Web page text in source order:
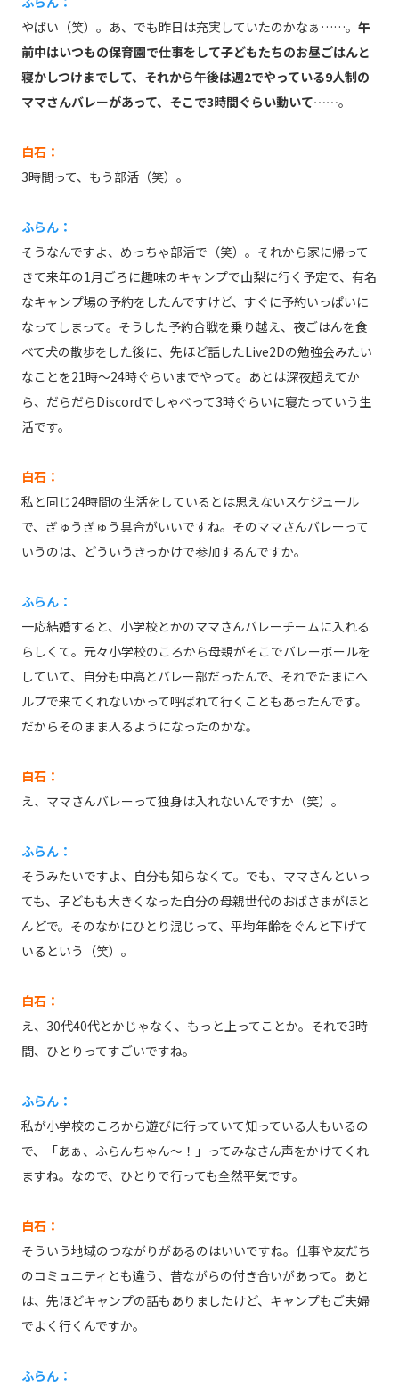
やばい（笑）。あ、でも昨日は充実していたのかなぁ……。 午
前中はいつもの保育園で仕事をして子どもたちのお昼ごはんと
寝かしつけまでして、それから午後は週2でやっている9人制の
ママさんバレーがあって、そこで3時間ぐらい動いて……。
白石：
3時間って、もう部活（笑）。
ふらん：
そうなんですよ、めっちゃ部活で（笑）。それから家に帰って
きて来年の1月ごろに趣味のキャンプで山梨に行く予定で、有名
なキャンプ場の予約をしたんですけど、すぐに予約いっぱいに
なってしまって。そうした予約合戦を乗り越え、夜ごはんを食
べて犬の散歩をした後に、先ほど話したLive2Dの勉強会みたい
なことを21時～24時ぐらいまでやって。あとは深夜超えてか
ら、だらだらDiscordでしゃべって3時ぐらいに寝たっていう生
活です。
白石：
私と同じ24時間の生活をしているとは思えないスケジュール
で、ぎゅうぎゅう具合がいいですね。そのママさんバレーって
いうのは、どういうきっかけで参加するんですか。
ふらん：
一応結婚すると、小学校とかのママさんバレーチームに入れる
らしくて。元々小学校のころから母親がそこでバレーボールを
していて、自分も中高とバレー部だったんで、それでたまにヘ
ルプで来てくれないかって呼ばれて行くこともあったんです。
だからそのまま入るようになったのかな。
白石：
え、ママさんバレーって独身は入れないんですか（笑）。
ふらん：
そうみたいですよ、自分も知らなくて。でも、ママさんといっ
ても、子どもも大きくなった自分の母親世代のおばさまがほと
んどで。そのなかにひとり混じって、平均年齢をぐんと下げて
いるという（笑）。
白石：
え、30代40代とかじゃなく、もっと上ってことか。それで3時
間、ひとりってすごいですね。
ふらん：
私が小学校のころから遊びに行っていて知っている人もいるの
で、「あぁ、ふらんちゃん～！」ってみなさん声をかけてくれ
ますね。なので、ひとりで行っても全然平気です。
白石：
そういう地域のつながりがあるのはいいですね。仕事や友だち
のコミュニティとも違う、昔ながらの付き合いがあって。あと
は、先ほどキャンプの話もありましたけど、キャンプもご夫婦
でよく行くんですか。
ふらん：